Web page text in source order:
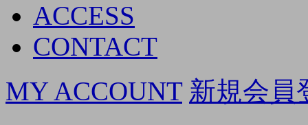
ACCESS
CONTACT
MY ACCOUNT 新規会員